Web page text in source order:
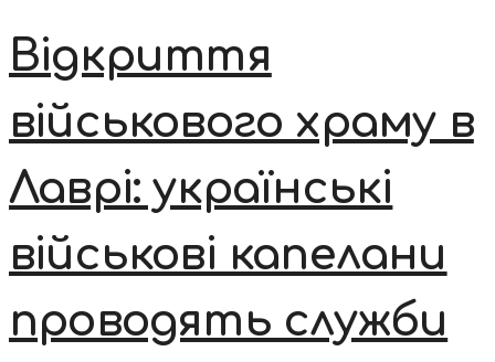
Відкриття
військового храму в
Лаврі: українські
військові капелани
проводять служби